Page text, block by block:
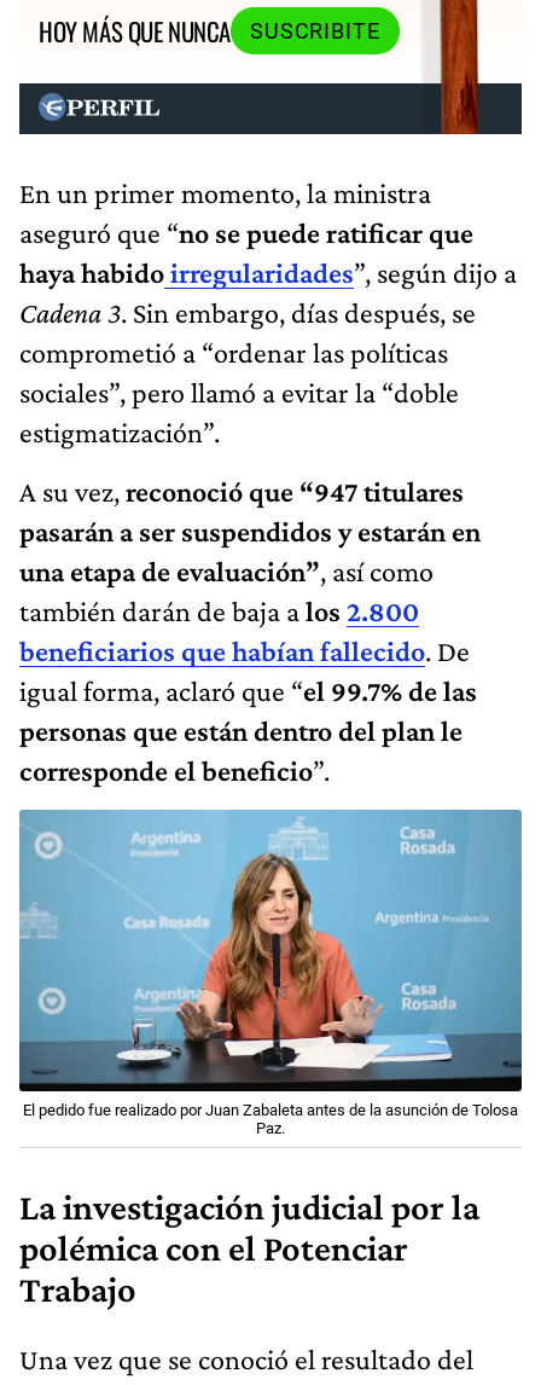
HOY MÁS QUE NUNCA
SUSCRIBITE
En un primer momento, la ministra
aseguró que “no se puede ratificar que
haya habidoirregularidades”, según dijo a
Cadena 3. Sin embargo, días después, se
comprometió a “ordenar las políticas
sociales”, pero llamó a evitar la “doble
estigmatización”.
A su vez,reconoció que “947 titulares
pasarán a ser suspendidos y estarán en
una etapa de evaluación”, así como
también darán de baja alos 2.800
beneficiarios que habían fallecido. De
igual forma, aclaró que “el 99.7% de las
personas que están dentro del plan le
corresponde el beneficio”.
El pedido fue realizado por Juan Zabaleta antes de la asunción de Tolosa
Paz.
La investigación judicial por la
polémica con el Potenciar
Trabajo
Una vez que se conoció el resultado del